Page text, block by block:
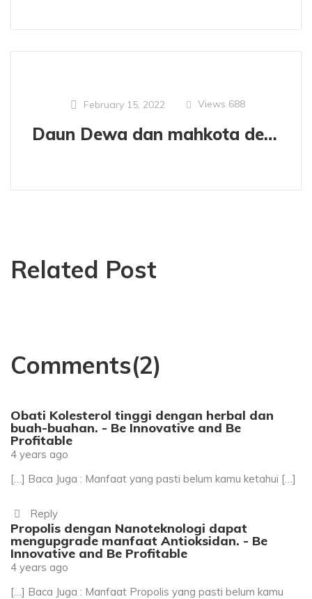
February 15, 2022 Views 688
Daun Dewa dan mahkota dewa, sama sama mujarab.
Related Post
Comments(2)
Obati Kolesterol tinggi dengan herbal dan
buah-buahan. - Be Innovative and Be
Profitable
4 years ago
[…] Baca Juga : Manfaat yang pasti belum kamu ketahui […]
Reply
Propolis dengan Nanoteknologi dapat
mengupgrade manfaat Antioksidan. - Be
Innovative and Be Profitable
4 years ago
[…] Baca Juga : Manfaat Propolis yang pasti belum kamu